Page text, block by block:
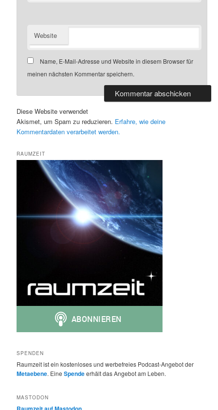
Website
Name, E-Mail-Adresse und Website in diesem Browser für
meinen nächsten Kommentar speichern.
Diese Website verwendet
Akismet, um Spam zu reduzieren. Erfahre, wie deine
Kommentardaten verarbeitet werden.
RAUMZEIT
SPENDEN
Raumzeit ist ein kostenloses und werbefreies Podcast-Angebot der
Metaebene. EineSpendeerhält das Angebot am Leben.
MASTODON